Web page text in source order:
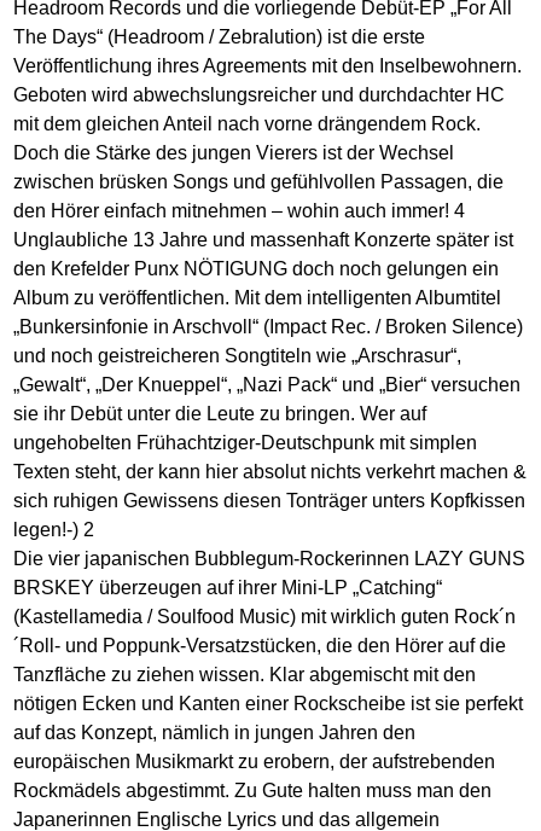
Headroom Records und die vorliegende Debüt-EP „For All
The Days“ (Headroom / Zebralution) ist die erste
Veröffentlichung ihres Agreements mit den Inselbewohnern.
Geboten wird abwechslungsreicher und durchdachter HC
mit dem gleichen Anteil nach vorne drängendem Rock.
Doch die Stärke des jungen Vierers ist der Wechsel
zwischen brüsken Songs und gefühlvollen Passagen, die
den Hörer einfach mitnehmen – wohin auch immer! 4
Unglaubliche 13 Jahre und massenhaft Konzerte später ist
den Krefelder Punx NÖTIGUNG doch noch gelungen ein
Album zu veröffentlichen. Mit dem intelligenten Albumtitel
„Bunkersinfonie in Arschvoll“ (Impact Rec. / Broken Silence)
und noch geistreicheren Songtiteln wie „Arschrasur“,
„Gewalt“, „Der Knueppel“, „Nazi Pack“ und „Bier“ versuchen
sie ihr Debüt unter die Leute zu bringen. Wer auf
ungehobelten Frühachtziger-Deutschpunk mit simplen
Texten steht, der kann hier absolut nichts verkehrt machen &
sich ruhigen Gewissens diesen Tonträger unters Kopfkissen
legen!-) 2
Die vier japanischen Bubblegum-Rockerinnen LAZY GUNS
BRSKEY überzeugen auf ihrer Mini-LP „Catching“
(Kastellamedia / Soulfood Music) mit wirklich guten Rock´n
´Roll- und Poppunk-Versatzstücken, die den Hörer auf die
Tanzfläche zu ziehen wissen. Klar abgemischt mit den
nötigen Ecken und Kanten einer Rockscheibe ist sie perfekt
auf das Konzept, nämlich in jungen Jahren den
europäischen Musikmarkt zu erobern, der aufstrebenden
Rockmädels abgestimmt. Zu Gute halten muss man den
Japanerinnen Englische Lyrics und das allgemein